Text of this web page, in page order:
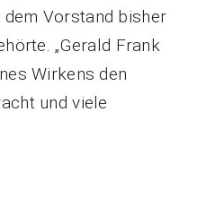
Vorstand bisher
„Gerald Frank
Wirkens den
und viele